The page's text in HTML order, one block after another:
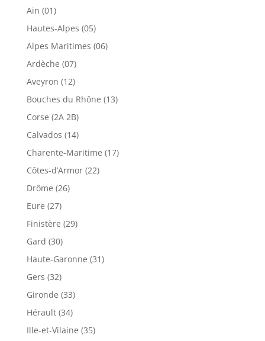
Ain (01)
Hautes-Alpes (05)
Alpes Maritimes (06)
Ardèche (07)
Aveyron (12)
Bouches du Rhône (13)
Corse (2A 2B)
Calvados (14)
Charente-Maritime (17)
Côtes-d’Armor (22)
Drôme (26)
Eure (27)
Finistère (29)
Gard (30)
Haute-Garonne (31)
Gers (32)
Gironde (33)
Hérault (34)
Ille-et-Vilaine (35)